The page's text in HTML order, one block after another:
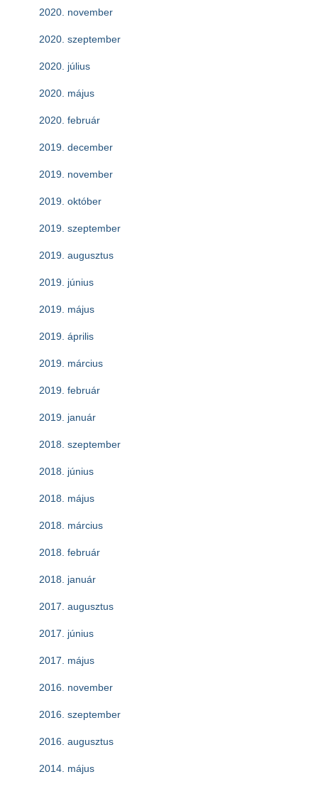
2020. november
2020. szeptember
2020. július
2020. május
2020. február
2019. december
2019. november
2019. október
2019. szeptember
2019. augusztus
2019. június
2019. május
2019. április
2019. március
2019. február
2019. január
2018. szeptember
2018. június
2018. május
2018. március
2018. február
2018. január
2017. augusztus
2017. június
2017. május
2016. november
2016. szeptember
2016. augusztus
2014. május